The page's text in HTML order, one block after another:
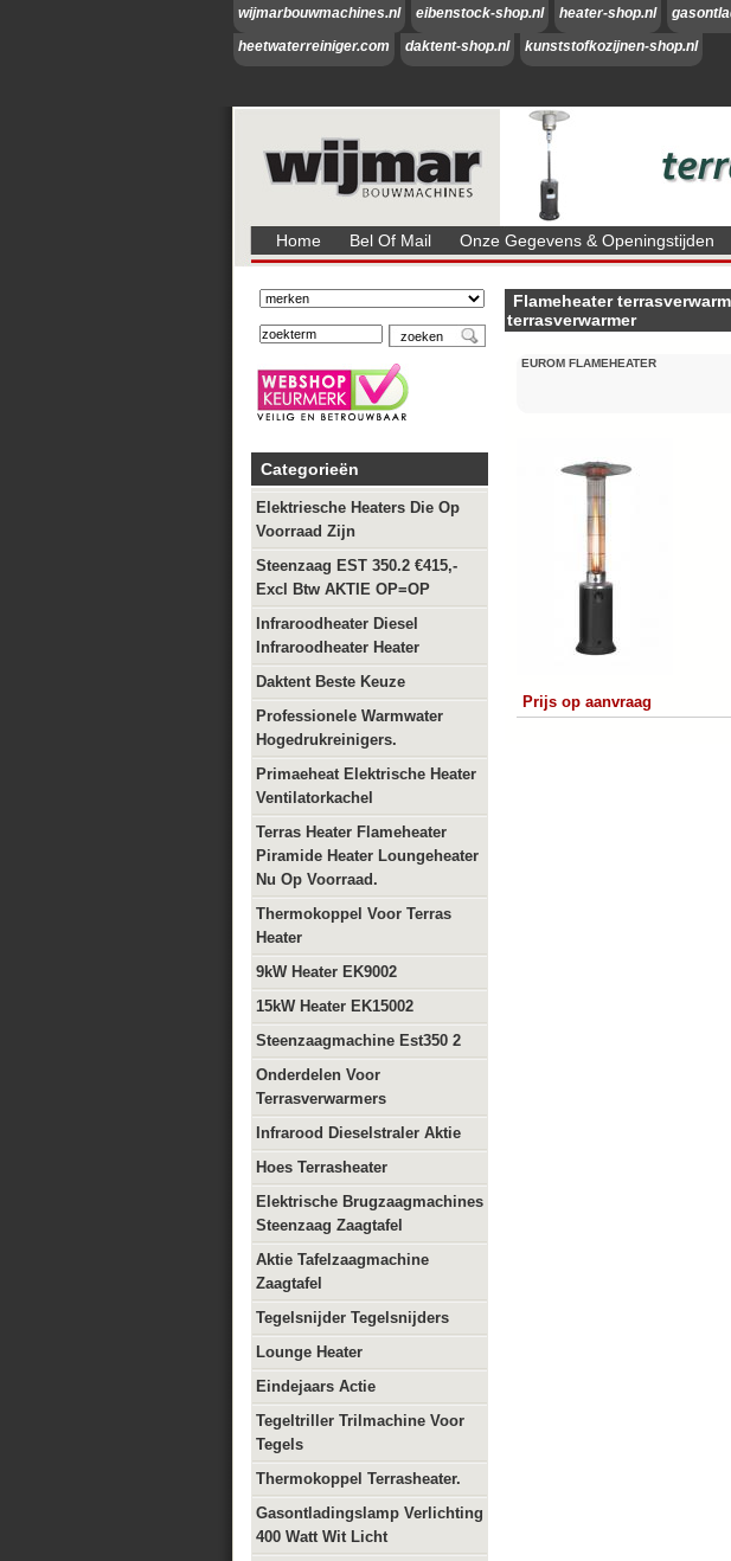
wijmarbouwmachines.nl eibenstock-shop.nl heater-shop.nl
heetwaterreiniger.com
daktent-shop.nl kunststofkozijnen-shop.nl
Home Bel Of Mail Onze Gegevens & Openingstijden
Categorieën
Elektriesche Heaters Die Op
Voorraad Zijn
Steenzaag EST 350.2 €415,-
Excl Btw AKTIE OP=OP
Infraroodheater Diesel
Infraroodheater Heater
Daktent Beste Keuze
Professionele Warmwater
Hogedrukreinigers.
Primaeheat Elektrische Heater
Ventilatorkachel
Terras Heater Flameheater
Piramide Heater Loungeheater
Nu Op Voorraad.
Thermokoppel Voor Terras
Heater
9kW Heater EK9002
15kW Heater EK15002
Steenzaagmachine Est350 2
Onderdelen Voor
Terrasverwarmers
Infrarood Dieselstraler Aktie
Hoes Terrasheater
Elektrische Brugzaagmachines
Steenzaag Zaagtafel
Aktie Tafelzaagmachine
Zaagtafel
Tegelsnijder Tegelsnijders
Lounge Heater
Eindejaars Actie
Tegeltriller Trilmachine Voor
Tegels
Thermokoppel Terrasheater.
Gasontladingslamp Verlichting
400 Watt Wit Licht
Flameheater
terrasverwarmer
EUROM FLAMEHEATER
Prijs op aanvraag